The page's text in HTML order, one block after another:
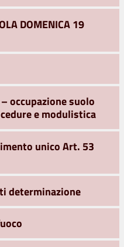
DOMENICA 19
occupazione suolo
e modulistica
unico Art. 53
determinazione